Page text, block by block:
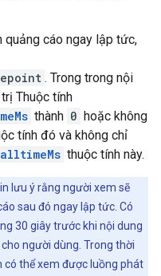
cáo ngay lập tức,
. Trong trong nội
Thuộc tính
thành 0 hoặc không
tính đó và không chỉ
thuộc tính này.
lưu ý rằng người xem sẽ
sau đó ngay lập tức. Có
30 giây trước khi nội dung
người dùng. Trong thời
có thể xem được luồng phát